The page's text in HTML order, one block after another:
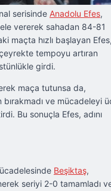
serisinde Anadolu Efes,
vererek sahadan 84-81
maçta hızlı başlayan
tempoyu artıran
girdi.
maça tutunsa da,
ve mücadeleyi
Bu sonuçla Efes, adını
Beşiktaş,
seriyi 2-0 tamamladı